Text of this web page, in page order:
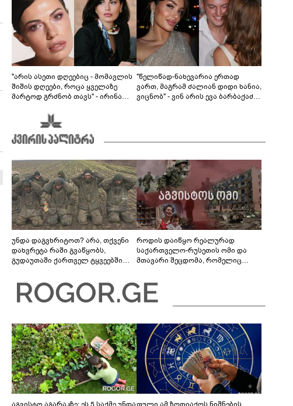
"არის ასეთი დღეებიც - მომავლის
შიშის დღეები, როცა ყველაზე
მარტოდ გრძნობ თავს" - ირინა
"წელიწად-ნახევარია ერთად
ვართ, მაგრამ ძალიან დიდი ხანია,
ვიცნობ" - ვინ არის ევა ბარბაქაძის
უნდა დაგვხრიტოთ? არა, თქვენი
დახვრეტა რაში გვაწყობს,
გუდაუთაში ქართველ ტყვეებში
როდის დაიწყო რეალურად
საქართველო-რუსეთის ომი და
მთავარი შეცდომა, რომელიც